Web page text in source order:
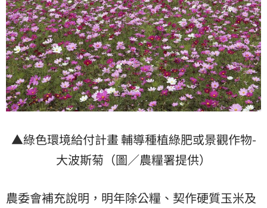
▲綠色環境給付計畫 輔導種植綠肥或景觀作物-
大波斯菊（圖／農糧署提供）
農委會補充說明，明年除公糧、契作硬質玉米及